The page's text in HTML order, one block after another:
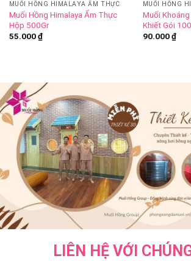
MUỐI HỒNG HIMALAYA ẨM THỰC
Muối Hồng Himalaya Ẩm Thực
Hộp 500Gr
55.000₫
MUỐI HỒNG
Muối
Khiết Gói
90.000₫
LIÊN HỆ VỚI